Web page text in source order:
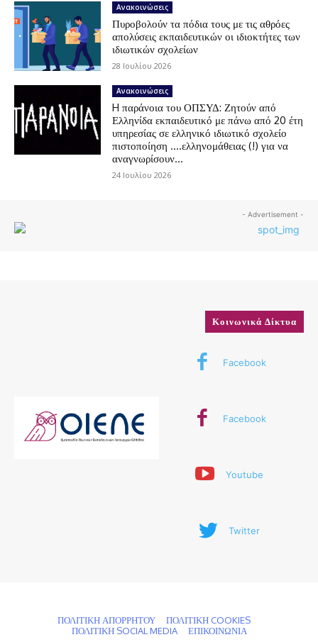
Ανακοινώσεις
Πυροβολούν τα πόδια τους με τις αθρόες
απολύσεις εκπαιδευτικών οι ιδιοκτήτες των
ιδιωτικών σχολείων
28 Ιουλίου 2026
Ανακοινώσεις
H παράνοια του ΟΠΣΥΔ: Ζητούν από
Ελληνίδα εκπαιδευτικό με πάνω από 20 έτη
υπηρεσίας σε ελληνικό ιδιωτικό σχολείο
πιστοποίηση ….ελληνομάθειας (!) για να
αναγνωρίσουν...
24 Ιουλίου 2026
- Advertisement -
Κοινωνικά Δίκτυα
Facebook
Facebook
Youtube
Twitter
ΠΟΛΙΤΙΚΗ ΑΠΟΡΡΗΤΟΥ
ΠΟΛΙΤΙΚΗ COOKIES
ΠΟΛΙΤΙΚΗ SOCIAL MEDIA
ΕΠΙΚΟΙΝΩΝΙΑ